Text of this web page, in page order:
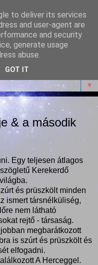
Mosollyal,
csokival.
▼
& a második
Egy teljesen átlagos
Kerekerdő
és prüszkölt minden
ismert társnélküliség,
nem látható
rejtő - társaság.
megbarátkozott
is szúrt és prüszkölt és
elfogadni.
A Herceggel.
to deliver its services
and user-agent are
and security
generate usage
abuse.
GOT IT